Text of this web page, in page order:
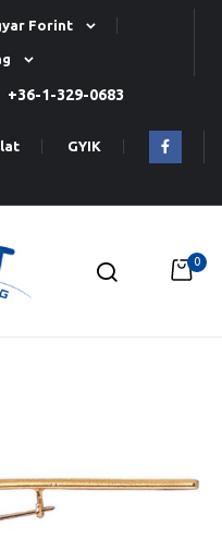
Forint
+36-1-329-0683
GYIK
0